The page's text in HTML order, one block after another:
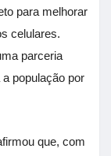
para melhorar
celulares.
parceria
população por
que, com